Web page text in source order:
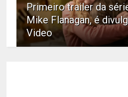
Primeiro trailer da
Mike Flanagan, é
Video